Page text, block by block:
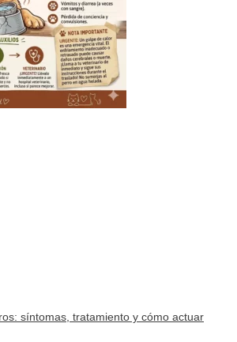
síntomas, tratamiento y cómo actuar